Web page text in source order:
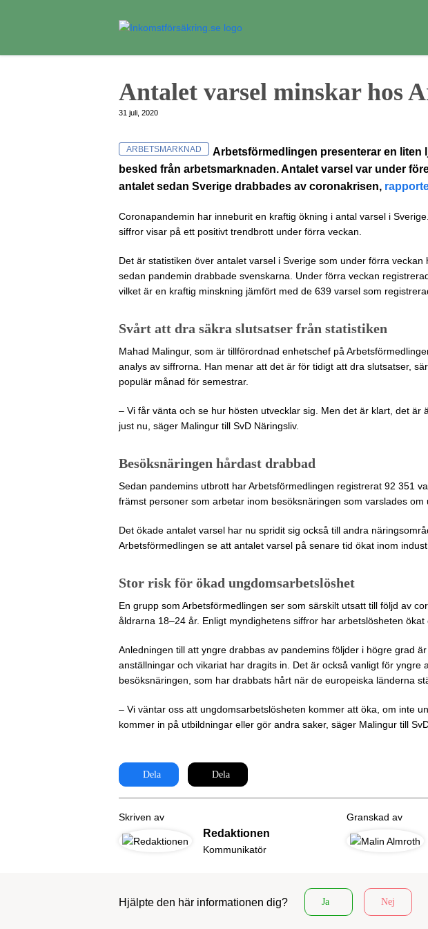
Antalet varsel minskar hos
31 juli, 2020
ARBETSMARKNAD
Arbetsförmedlingen presenterar en liten
besked från arbetsmarknaden. Antalet varsel var under
antalet sedan Sverige drabbades av coronakrisen,
Coronapandemin har inneburit en kraftig ökning i antal varsel i
siffror visar på ett positivt trendbrott under förra veckan.
Det är statistiken över antalet varsel i Sverige som under förra veckan
sedan pandemin drabbade svenskarna. Under förra veckan
vilket är en kraftig minskning jämfört med de 639 varsel som
Svårt att dra säkra slutsatser från statistiken
Mahad Malingur, som är tillförordnad enhetschef på
analys av siffrorna. Han menar att det är för tidigt att dra slutsatser,
populär månad för semestrar.
– Vi får vänta och se hur hösten utvecklar sig. Men det är klart, det är
just nu, säger Malingur till SvD Näringsliv.
Besöksnäringen hårdast drabbad
Sedan pandemins utbrott har Arbetsförmedlingen registrerat 92 351
främst personer som arbetar inom besöksnäringen som varslades om
Det ökade antalet varsel har nu spridit sig också till andra
Arbetsförmedlingen se att antalet varsel på senare tid ökat inom
Stor risk för ökad ungdomsarbetslöshet
En grupp som Arbetsförmedlingen ser som särskilt utsatt till följd av
åldrarna 18–24 år. Enligt myndighetens siffror har arbetslösheten ökat
Anledningen till att yngre drabbas av pandemins följder i högre grad
anställningar och vikariat har dragits in. Det är också vanligt för yngre
besöksnäringen, som har drabbats hårt när de europeiska länderna
– Vi väntar oss att ungdomsarbetslösheten kommer att öka, om inte
kommer in på utbildningar eller gör andra saker, säger Malingur till
Dela Dela
Skriven av
Redaktionen
Kommunikatör
Granskad av
Hjälpte den här informationen dig? Ja Nej